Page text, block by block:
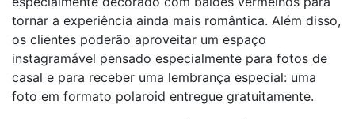
tornar a experiência ainda mais romântica. Além disso,
os clientes poderão aproveitar um espaço
instagramável pensado especialmente para fotos de
casal e para receber uma lembrança especial: uma
foto em formato polaroid entregue gratuitamente.